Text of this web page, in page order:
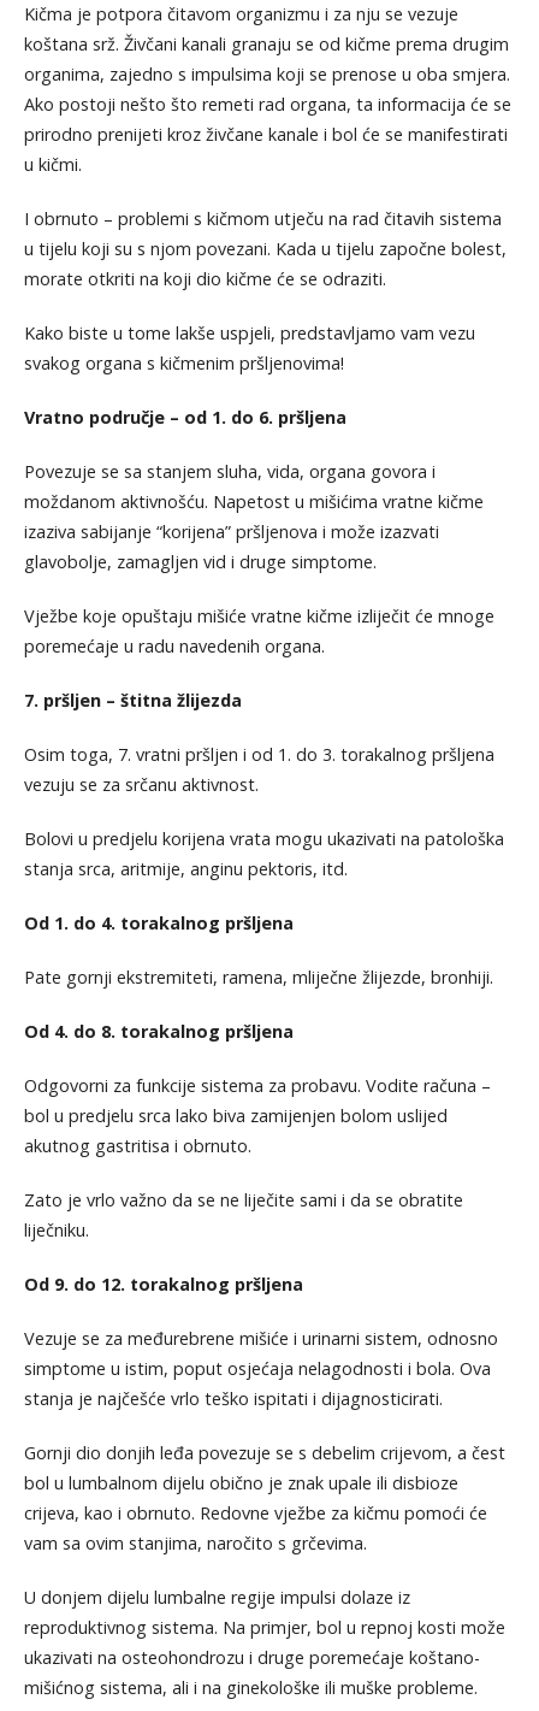
Kičma je potpora čitavom organizmu i za nju se vezuje
koštana srž. Živčani kanali granaju se od kičme prema drugim
organima, zajedno s impulsima koji se prenose u oba smjera.
Ako postoji nešto što remeti rad organa, ta informacija će se
prirodno prenijeti kroz živčane kanale i bol će se manifestirati
u kičmi.
I obrnuto – problemi s kičmom utječu na rad čitavih sistema
u tijelu koji su s njom povezani. Kada u tijelu započne bolest,
morate otkriti na koji dio kičme će se odraziti.
Kako biste u tome lakše uspjeli, predstavljamo vam vezu
svakog organa s kičmenim pršljenovima!
Vratno područje – od 1. do 6. pršljena
Povezuje se sa stanjem sluha, vida, organa govora i
moždanom aktivnošću. Napetost u mišićima vratne kičme
izaziva sabijanje “korijena” pršljenova i može izazvati
glavobolje, zamagljen vid i druge simptome.
Vježbe koje opuštaju mišiće vratne kičme izliječit će mnoge
poremećaje u radu navedenih organa.
7. pršljen – štitna žlijezda
Osim toga, 7. vratni pršljen i od 1. do 3. torakalnog pršljena
vezuju se za srčanu aktivnost.
Bolovi u predjelu korijena vrata mogu ukazivati na patološka
stanja srca, aritmije, anginu pektoris, itd.
Od 1. do 4. torakalnog pršljena
Pate gornji ekstremiteti, ramena, mliječne žlijezde, bronhiji.
Od 4. do 8. torakalnog pršljena
Odgovorni za funkcije sistema za probavu. Vodite računa –
bol u predjelu srca lako biva zamijenjen bolom uslijed
akutnog gastritisa i obrnuto.
Zato je vrlo važno da se ne liječite sami i da se obratite
liječniku.
Od 9. do 12. torakalnog pršljena
Vezuje se za međurebrene mišiće i urinarni sistem, odnosno
simptome u istim, poput osjećaja nelagodnosti i bola. Ova
stanja je najčešće vrlo teško ispitati i dijagnosticirati.
Gornji dio donjih leđa povezuje se s debelim crijevom, a čest
bol u lumbalnom dijelu obično je znak upale ili disbioze
crijeva, kao i obrnuto. Redovne vježbe za kičmu pomoći će
vam sa ovim stanjima, naročito s grčevima.
U donjem dijelu lumbalne regije impulsi dolaze iz
reproduktivnog sistema. Na primjer, bol u repnoj kosti može
ukazivati na osteohondrozu i druge poremećaje koštano-
mišićnog sistema, ali i na ginekološke ili muške probleme.